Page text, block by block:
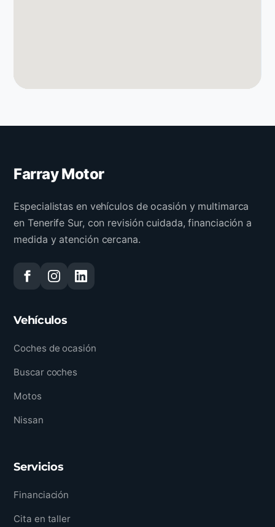
Farray Motor
Especialistas en vehículos de ocasión y multimarca
en Tenerife Sur, con revisión cuidada, financiación a
medida y atención cercana.
Vehículos
Coches de ocasión
Buscar coches
Motos
Nissan
Servicios
Financiación
Cita en taller